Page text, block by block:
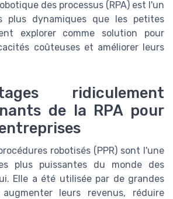
des processus (RPA) est l'un
plus dynamiques que les petites
explorer comme solution pour
coûteuses et améliorer leurs
ridiculement
de la RPA pour
robotisés (PPR) sont l'une
plus puissantes du monde des
Elle a été utilisée par de grandes
leurs revenus, réduire